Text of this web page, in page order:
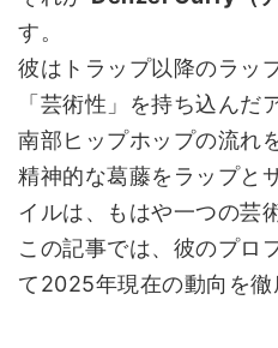
す。
彼はトラップ以降のラッ
「芸術性」を持ち込んだ
南部ヒップホップの流れ
精神的な葛藤をラップと
イルは、もはや一つの芸
この記事では、彼のプロ
て2025年現在の動向を徹